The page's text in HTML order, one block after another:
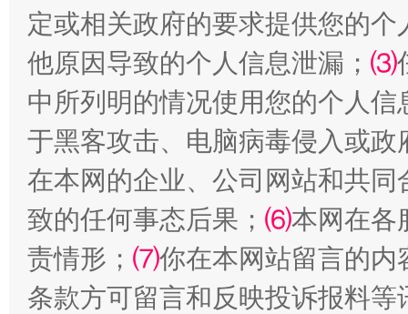
全民健身五年计划来了！等你上场
定或相关政府的要求提供您的个
他原因导致的个人信息泄漏； ⑶
中所列明的情况使用您的个人
于黑客攻击、电脑病毒侵入或
在本网的企业、公司网站和共
致的任何事态后果； ⑹本网在各
责情形； ⑺你在本网站留言的内
条款方可留言和反映投诉报料